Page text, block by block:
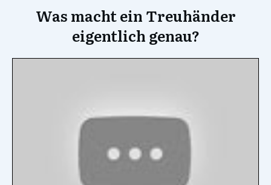
Was macht ein Treuhänder
eigentlich genau?